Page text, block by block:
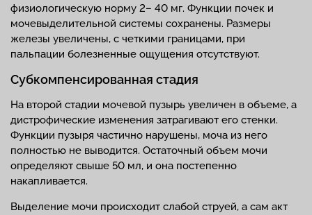
физиологическую норму 2– 40 мг. Функции почек и
мочевыделительной системы сохранены. Размеры
железы увеличены, с четкими границами, при
пальпации болезненные ощущения отсутствуют.
Субкомпенсированная стадия
На второй стадии мочевой пузырь увеличен в объеме, а
дистрофические изменения затрагивают его стенки.
Функции пузыря частично нарушены, моча из него
полностью не выводится. Остаточный объем мочи
определяют свыше 50 мл, и она постепенно
накапливается.
Выделение мочи происходит слабой струей, а сам акт